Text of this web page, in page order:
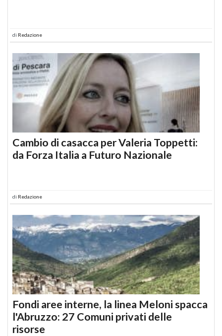
di Redazione
Cambio di casacca per Valeria Toppetti:
da Forza Italia a Futuro Nazionale
di Redazione
Fondi aree interne, la linea Meloni spacca
l'Abruzzo: 27 Comuni privati delle
risorse